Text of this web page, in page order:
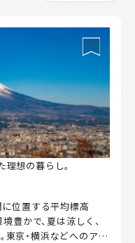
想の暮らし。
位置する平均標高
豊かで、夏は涼しく、
東京・横浜などへのアク